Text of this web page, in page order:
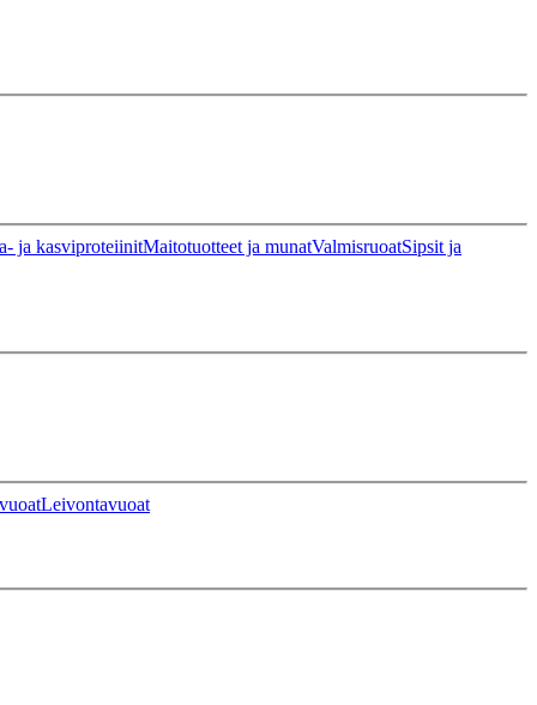
ja kasviproteiinitMaitotuotteet ja munatValmisruoatSipsit ja
Leivontavuoat